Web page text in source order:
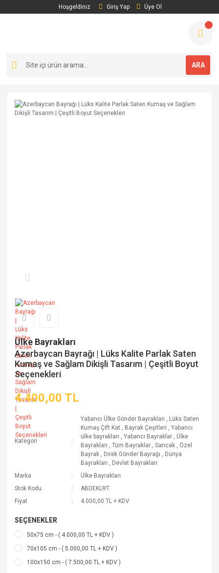
Hoşgeldiniz Giriş Yap Üye Ol
ARA
Ülke Bayrakları
Azerbaycan Bayrağı | Lüks Kalite Parlak Saten
Kumaş ve Sağlam Dikişli Tasarım | Çeşitli Boyut
Seçenekleri
4.400,00 TL
Kategori
Yabancı Ülke Gönder Bayrakları , Lüks Saten
Kumaş Çift Kat , Bayrak Çeşitleri ,Yabancı
ülke bayrakları ,Yabancı Bayraklar , Ülke
Bayrakları ,Tüm Bayraklar ,Sancak , Özel
Bayrak , Direk Gönder Bayrağı , Dünya
Bayrakları , Devlet Bayrakları
Marka
Ülke Bayrakları
Stok Kodu
ABDEKLRT
Fiyat
4.000,00 TL + KDV
SEÇENEKLER
50x75 cm - ( 4.000,00 TL + KDV )
70x105 cm - ( 5.000,00 TL + KDV )
100x150 cm - ( 7.500,00 TL + KDV )